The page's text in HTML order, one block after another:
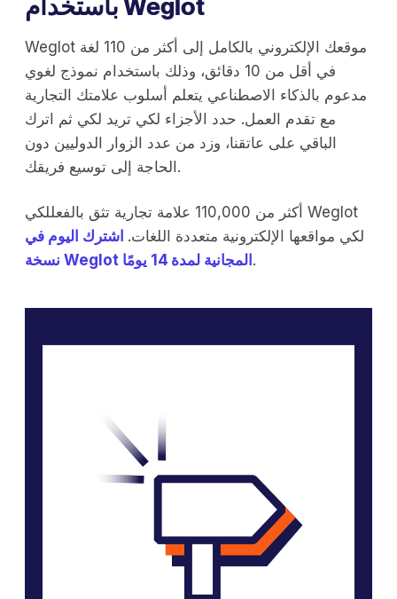
Weglot موقعك الإلكتروني بالكامل إلى أكثر من 110 لغة
في أقل من 10 دقائق، وذلك باستخدام نموذج لغوي
مدعوم بالذكاء الاصطناعي يتعلم أسلوب علامتك التجارية
مع تقدم العمل. حدد الأجزاء لكي تريد لكي ثم اترك
الباقي على عاتقنا، وزد من عدد الزوار الدوليين دون
الحاجة إلى توسيع فريقك.
أكثر من 110,000 علامة تجارية تثق بالفعللكي Weglot
لكي مواقعها الإلكترونية متعددة اللغات. اشترك اليوم في
نسخة Weglot المجانية لمدة 14 يومًا.